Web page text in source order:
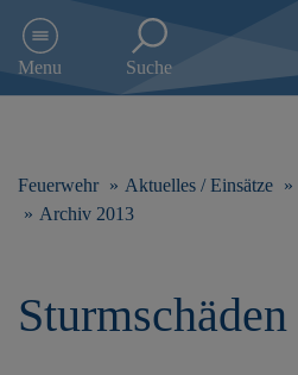
e
Menu Suche
Feuerwehr Aktuelles / Einsätze
Archiv 2013
Sturmschäden